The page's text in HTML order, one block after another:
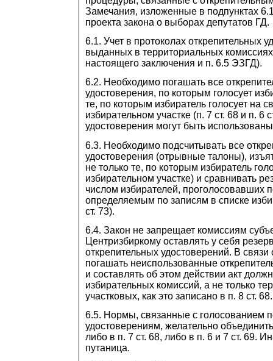
Замечания, изложенные в подпунктах
проекта закона о выборах депутатов ГД.
6.1. Учет в протоколах открепительных
выданных в территориальных
настоящего заключения и п. 6.5 ЭЗГД).
6.2. Необходимо погашать все
удостоверения, по которым голосует
те, по которым избиратель голосует на
избирательном участке (п. 7 ст. 68 и п. 6
удостоверения могут быть
6.3. Необходимо подсчитывать все
удостоверения (отрывные талоны),
не только те, по которым избиратель
избирательном участке) и сравнивать
числом избирателей, проголосовавших
определяемым по записям в списке
ст. 73).
6.4. Закон не запрещает комиссиям
Центризбиркому оставлять у себя
открепительных удостоверений. В связи
погашать неиспользованные
и составлять об этом действии акт
избирательных комиссий, а не только
участковых, как это записано в п. 8 ст. 68.
6.5. Нормы, связанные с голосованием
удостоверениям, желательно
либо в п. 7 ст. 68, либо в п. 6 и 7 ст. 69.
путаница.